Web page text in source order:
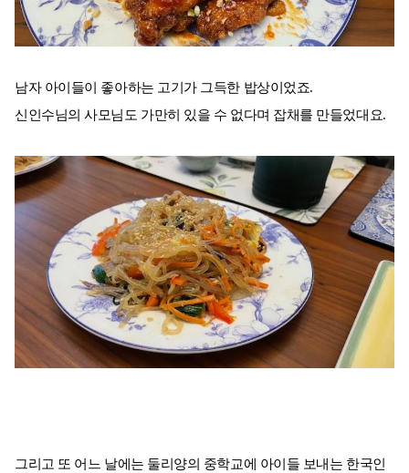
남자 아이들이 좋아하는 고기가 그득한 밥상이었죠.
신인수님의 사모님도 가만히 있을 수 없다며 잡채를 만들었대요.
그리고 또 어느 날에는 둘리양의 중학교에 아이들 보내는 한국인